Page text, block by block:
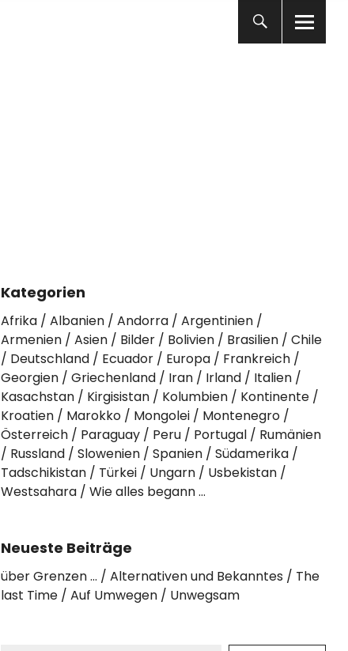
Kategorien
Afrika Albanien Andorra
Argentinien
Armenien
Asien Bilder Bolivien Brasilien
Chile
Deutschland
Ecuador Europa
Frankreich
Georgien
Griechenland Iran Irland
Italien
Kasachstan
Kirgisistan Kolumbien
Kontinente
Kroatien
Marokko Mongolei
Montenegro
Österreich
Paraguay Peru Portugal
Rumänien
Russland
Slowenien Spanien
Südamerika
Tadschikistan
Türkei Ungarn
Usbekistan
Westsahara
Wie alles begann …
Neueste Beiträge
über Grenzen … Alternativen und Bekanntes
The
last Time
Auf Umwegen Unwegsam